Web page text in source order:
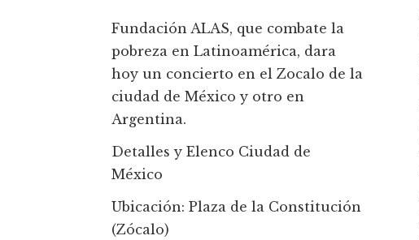
Fundación ALAS, que combate la
pobreza en Latinoamérica, dara
hoy un concierto en el Zocalo de la
ciudad de México y otro en
Argentina.
Detalles y Elenco Ciudad de
México
Ubicación: Plaza de la Constitución
(Zócalo)